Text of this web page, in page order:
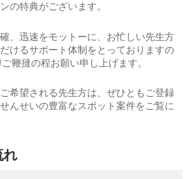
の特典がございます。
、迅速をモットーに、お忙しい先生方
けるサポート体制をとっておりますの
鞭撻の程お願い申し上げます。
希望される先生方は、ぜひともご登録
んせいの豊富なスポット案件をご覧に
れ